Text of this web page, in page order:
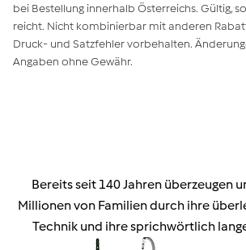
bei Bestellung innerhalb Österreichs. Gültig,
reicht. Nicht kombinierbar mit anderen
Druck- und Satzfehler vorbehalten.
Angaben ohne Gewähr.
Bereits seit 140 Jahren überzeugen
Millionen von Familien durch ihre
Technik und ihre sprichwörtlich